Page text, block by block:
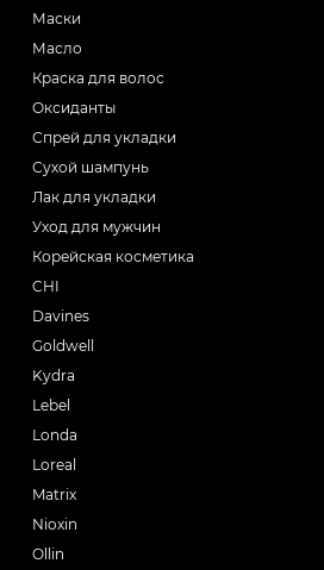
Маски
Масло
Краска для волос
Оксиданты
Спрей для укладки
Сухой шампунь
Лак для укладки
Уход для мужчин
Корейская косметика
CHI
Davines
Goldwell
Kydra
Lebel
Londa
Loreal
Matrix
Nioxin
Ollin